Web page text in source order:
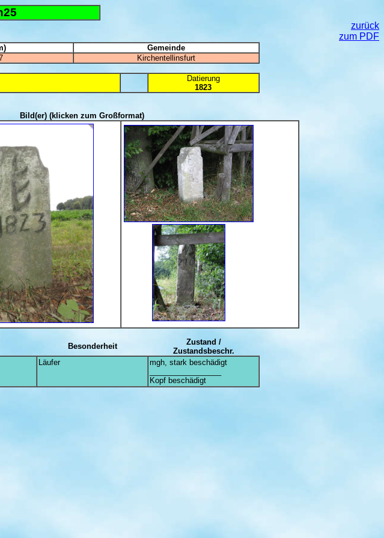
zurück
zum PDF
Gemeinde
Kirchentellinsfurt
Datierung
1823
Bild(er) (klicken zum Großformat)
Besonderheit
Zustand /
Zustandsbeschr.
Läufer
mgh, stark beschädigt
Kopf beschädigt